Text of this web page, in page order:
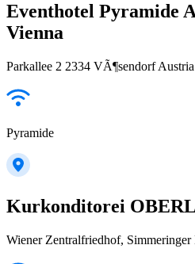
Eventhotel Pyramide
Vienna
Parkallee 2 2334 VÃ¶sendorf Austria
Pyramide
Kurkonditorei
Wiener Zentralfriedhof, Simmeringer